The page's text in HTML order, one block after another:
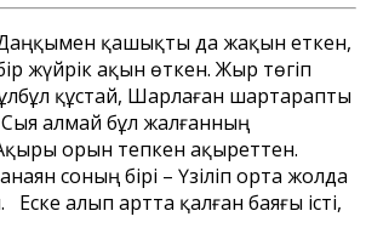
қашықты да жақын еткен,
жүйрік ақын өткен. Жыр төгіп
құстай, Шарлаған шартарапты
алмай бұл жалғанның
орын тепкен ақыреттен.
соның бірі – Үзіліп орта жолда
алып артта қалған баяғы істі,